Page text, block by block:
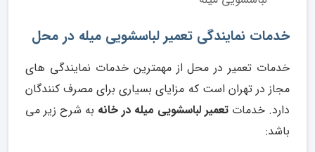
خدمات نمایندگی تعمیر لباسشویی میله در محل
خدمات تعمیر در محل از مهمترین خدمات نمایندگی های
مجاز در تهران است که مزایای بسیاری برای مصرف کنندگان
دارد. خدمات تعمیر لباسشویی میله در خانه به شرح زیر می
باشد: